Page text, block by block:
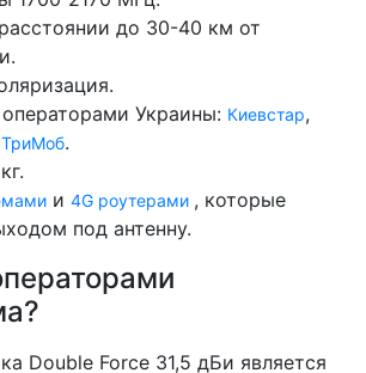
до 30-40 км от
Украины: Киевстар,
ТриМоб.
и 4G роутерами , которые
под антенну.
Double Force 31,5 дБи является